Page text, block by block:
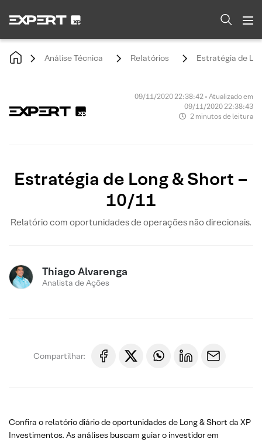
Análise Técnica Relatórios Estratégia de
09/11/2020 22:38:42 • Atualizado em
09/11/2020 22:38:43
2 minutos de leitura
Estratégia de Long & Short –
10/11
Relatório com oportunidades de operações não direcionais.
Thiago Alvarenga
Analista de Ações
Compartilhar:
Confira o relatório diário de oportunidades de Long & Short da XP
Investimentos. As análises buscam guiar o investidor em